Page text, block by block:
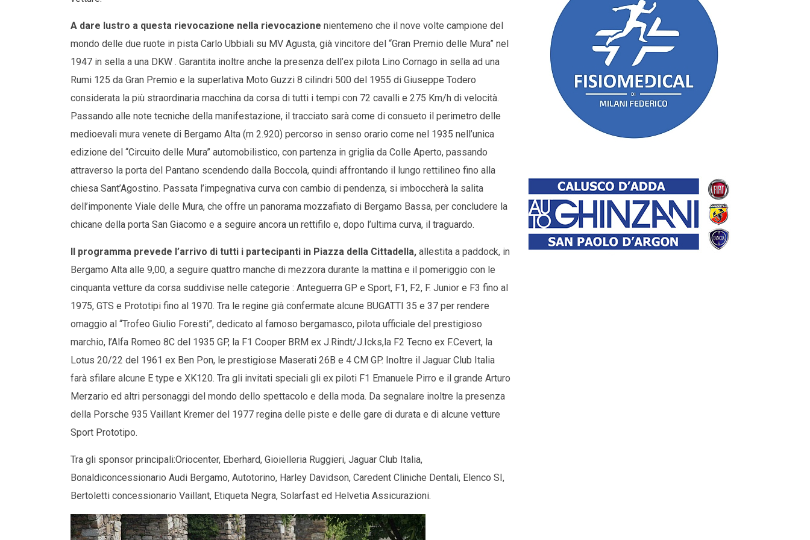
A dare lustro a questa rievocazione nella rievocazione nientemeno che il nove volte campione del
mondo delle due ruote in pista Carlo Ubbiali su MV Agusta, già vincitore del “Gran Premio delle Mura” nel
1947 in sella a una DKW . Garantita inoltre anche la presenza dell’ex pilota Lino Cornago in sella ad una
Rumi 125 da Gran Premio e la superlativa Moto Guzzi 8 cilindri 500 del 1955 di Giuseppe Todero
considerata la più straordinaria macchina da corsa di tutti i tempi con 72 cavalli e 275 Km/h di velocità.
Passando alle note tecniche della manifestazione, il tracciato sarà come di consueto il perimetro delle
medioevali mura venete di Bergamo Alta (m 2.920) percorso in senso orario come nel 1935 nell’unica
edizione del “Circuito delle Mura” automobilistico, con partenza in griglia da Colle Aperto, passando
attraverso la porta del Pantano scendendo dalla Boccola, quindi affrontando il lungo rettilineo fino alla
chiesa Sant’Agostino. Passata l’impegnativa curva con cambio di pendenza, si imboccherà la salita
dell’imponente Viale delle Mura, che offre un panorama mozzafiato di Bergamo Bassa, per concludere la
chicane della porta San Giacomo e a seguire ancora un rettifilo e, dopo l’ultima curva, il traguardo.
Il programma prevede l’arrivo di tutti i partecipanti in Piazza della Cittadella, allestita a paddock, in
Bergamo Alta alle 9,00, a seguire quattro manche di mezzora durante la mattina e il pomeriggio con le
cinquanta vetture da corsa suddivise nelle categorie : Anteguerra GP e Sport, F1, F2, F. Junior e F3 fino al
1975, GTS e Prototipi fino al 1970. Tra le regine già confermate alcune BUGATTI 35 e 37 per rendere
omaggio al “Trofeo Giulio Foresti”, dedicato al famoso bergamasco, pilota ufficiale del prestigioso
marchio, l’Alfa Romeo 8C del 1935 GP, la F1 Cooper BRM ex J.Rindt/J.Icks,la F2 Tecno ex F.Cevert, la
Lotus 20/22 del 1961 ex Ben Pon, le prestigiose Maserati 26B e 4 CM GP. Inoltre il Jaguar Club Italia
farà sfilare alcune E type e XK120. Tra gli invitati speciali gli ex piloti F1 Emanuele Pirro e il grande Arturo
Merzario ed altri personaggi del mondo dello spettacolo e della moda. Da segnalare inoltre la presenza
della Porsche 935 Vaillant Kremer del 1977 regina delle piste e delle gare di durata e di alcune vetture
Sport Prototipo.
Tra gli sponsor principali:Oriocenter, Eberhard, Gioielleria Ruggieri, Jaguar Club Italia,
Bonaldiconcessionario Audi Bergamo, Autotorino, Harley Davidson, Caredent Cliniche Dentali, Elenco SI,
Bertoletti concessionario Vaillant, Etiqueta Negra, Solarfast ed Helvetia Assicurazioni.